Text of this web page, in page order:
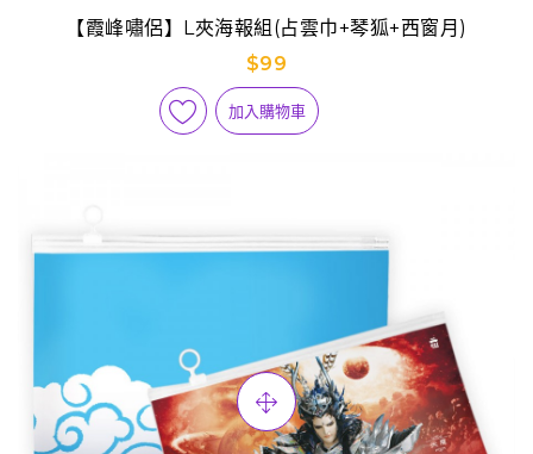
【霞峰嘯侶】L夾海報組(占雲巾+琴狐+西窗月)
$99
加入購物車